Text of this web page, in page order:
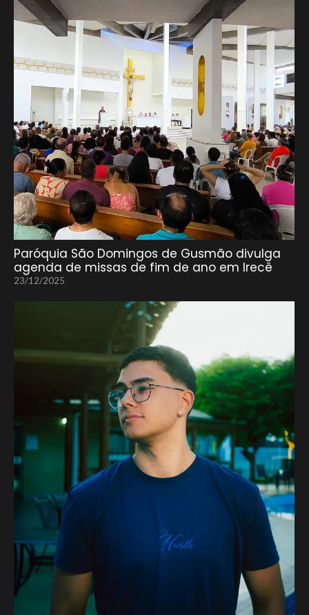
Paróquia São Domingos de Gusmão divulga
agenda de missas de fim de ano em Irecê
23/12/2025